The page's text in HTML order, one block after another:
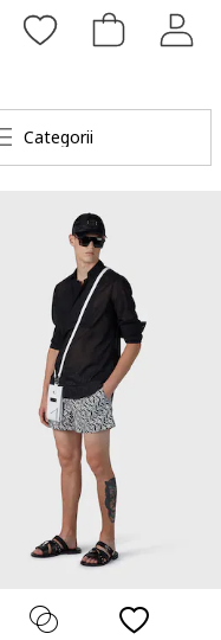
Categorii